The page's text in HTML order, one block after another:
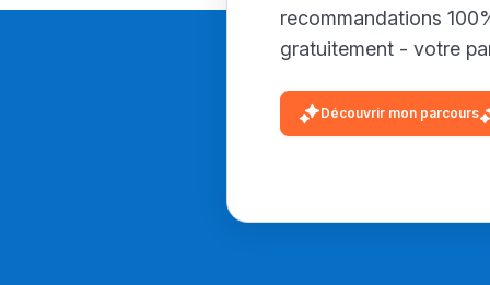
recommandations
gratuitement - votre
Découvrir mon parcours